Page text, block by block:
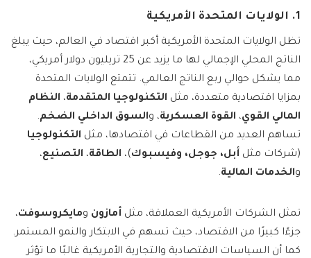
1. الولايات المتحدة الأمريكية
تظل الولايات المتحدة الأمريكية أكبر اقتصاد في العالم، حيث يبلغ
الناتج المحلي الإجمالي لها ما يزيد عن 25 تريليون دولار أمريكي،
مما يشكل حوالي ربع الناتج العالمي. تتمتع الولايات المتحدة
بمزايا اقتصادية متعددة، مثل التكنولوجيا المتقدمة، النظام
المالي القوي، القوة العسكرية، والسوق الداخلي الضخم.
تساهم العديد من القطاعات في اقتصادها، مثل التكنولوجيا
(شركات مثل أبل، جوجل، وفيسبوك)، الطاقة، التصنيع،
والخدمات المالية.
تمثل الشركات الأمريكية العملاقة، مثل أمازون ومايكروسوفت،
جزءًا كبيرًا من الاقتصاد، حيث تسهم في الابتكار والنمو المستمر.
كما أن السياسات الاقتصادية والتجارية الأمريكية غالبًا ما تؤثر